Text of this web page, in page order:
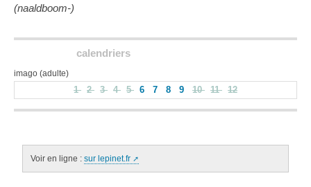
(naaldboom-)
calendriers
imago (adulte)
1 2 3 4 5 6 7 8 9 10 11 12
Voir en ligne : sur lepinet.fr